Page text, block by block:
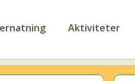
Aktiviteter